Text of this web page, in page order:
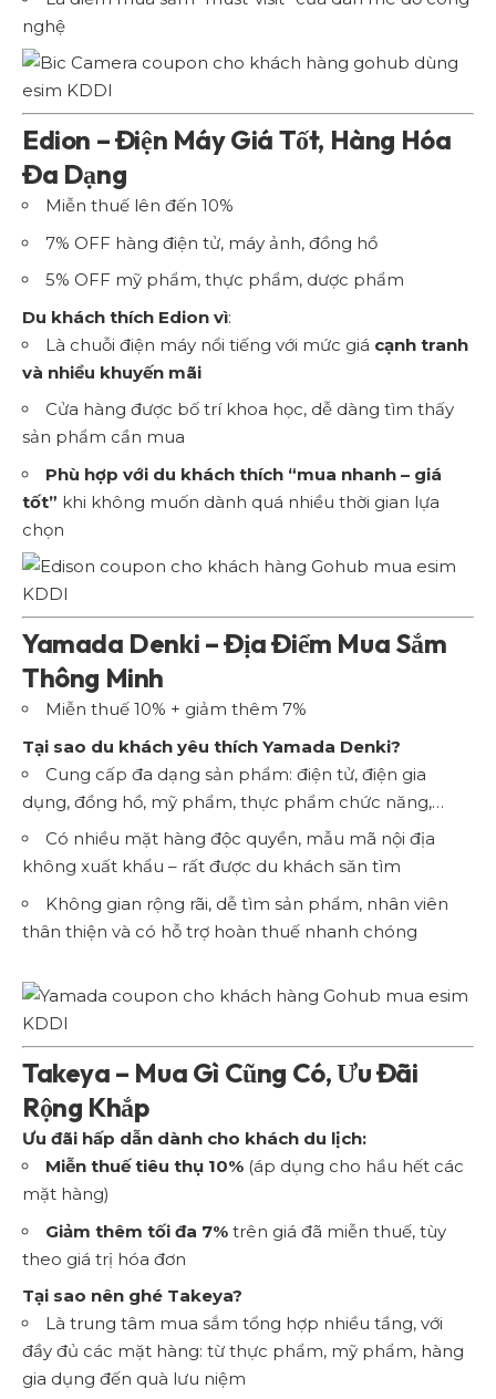
nghệ
Edion – Điện Máy Giá Tốt, Hàng Hóa
Đa Dạng
Miễn thuế lên đến 10%
7% OFF hàng điện tử, máy ảnh, đồng hồ
5% OFF mỹ phẩm, thực phẩm, dược phẩm
Du khách thích Edion vì:
Là chuỗi điện máy nổi tiếng với mức giá cạnh tranh
và nhiều khuyến mãi
Cửa hàng được bố trí khoa học, dễ dàng tìm thấy
sản phẩm cần mua
Phù hợp với du khách thích “mua nhanh – giá
tốt” khi không muốn dành quá nhiều thời gian lựa
chọn
Yamada Denki – Địa Điểm Mua Sắm
Thông Minh
Miễn thuế 10% + giảm thêm 7%
Tại sao du khách yêu thích Yamada Denki?
Cung cấp đa dạng sản phẩm: điện tử, điện gia
dụng, đồng hồ, mỹ phẩm, thực phẩm chức năng,…
Có nhiều mặt hàng độc quyền, mẫu mã nội địa
không xuất khẩu – rất được du khách săn tìm
Không gian rộng rãi, dễ tìm sản phẩm, nhân viên
thân thiện và có hỗ trợ hoàn thuế nhanh chóng
Takeya – Mua Gì Cũng Có, Ưu Đãi
Rộng Khắp
Ưu đãi hấp dẫn dành cho khách du lịch:
Miễn thuế tiêu thụ 10% (áp dụng cho hầu hết các
mặt hàng)
Giảm thêm tối đa 7% trên giá đã miễn thuế, tùy
theo giá trị hóa đơn
Tại sao nên ghé Takeya?
Là trung tâm mua sắm tổng hợp nhiều tầng, với
đầy đủ các mặt hàng: từ thực phẩm, mỹ phẩm, hàng
gia dụng đến quà lưu niệm